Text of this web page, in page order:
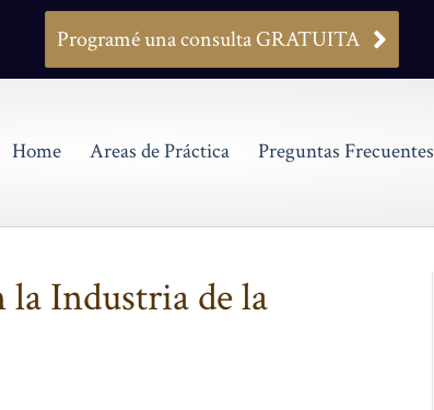
Programé una consulta GRATUITA
Home Areas de Práctica Preguntas Frecuentes
Industria de la